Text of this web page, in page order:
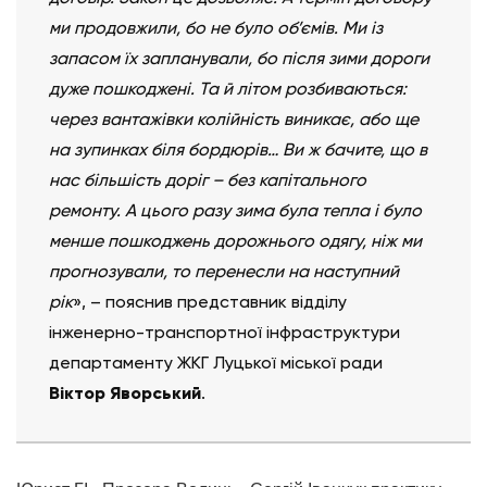
ми продовжили, бо не було об’ємів. Ми із
запасом їх запланували, бо після зими дороги
дуже пошкоджені. Та й літом розбиваються:
через вантажівки колійність виникає, або ще
на зупинках біля бордюрів… Ви ж бачите, що в
нас більшість доріг – без капітального
ремонту. А цього разу зима була тепла і було
менше пошкоджень дорожнього одягу, ніж ми
прогнозували, то перенесли на наступний
рік», – пояснив представник відділу
інженерно-транспортної інфраструктури
департаменту ЖКГ Луцької міської ради
Віктор Яворський.